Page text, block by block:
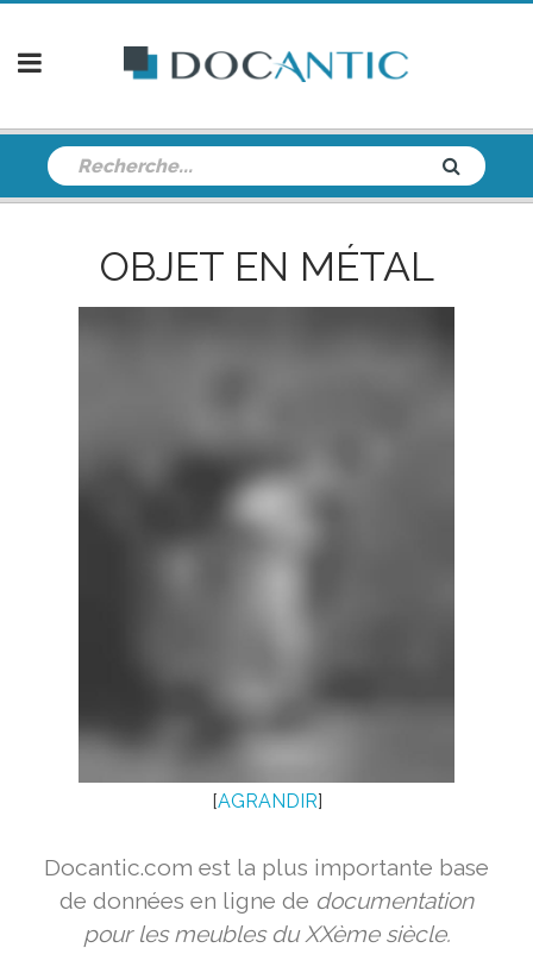
OBJET EN MÉTAL
[AGRANDIR]
Docantic.com est la plus importante base
de données en ligne de documentation
pour les meubles du XXème siècle.